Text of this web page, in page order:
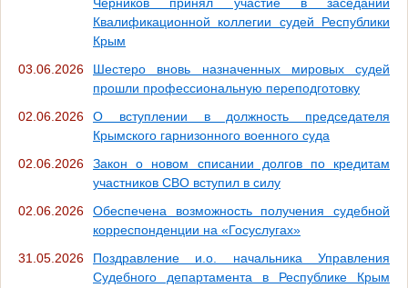
Черников принял участие в заседании
Квалификационной коллегии судей Республики
Крым
03.06.2026
Шестеро вновь назначенных мировых судей
прошли профессиональную переподготовку
02.06.2026
О вступлении в должность председателя
Крымского гарнизонного военного суда
02.06.2026
Закон о новом списании долгов по кредитам
участников СВО вступил в силу
02.06.2026
Обеспечена возможность получения судебной
корреспонденции на «Госуслугах»
31.05.2026
Поздравление и.о. начальника Управления
Судебного департамента в Республике Крым